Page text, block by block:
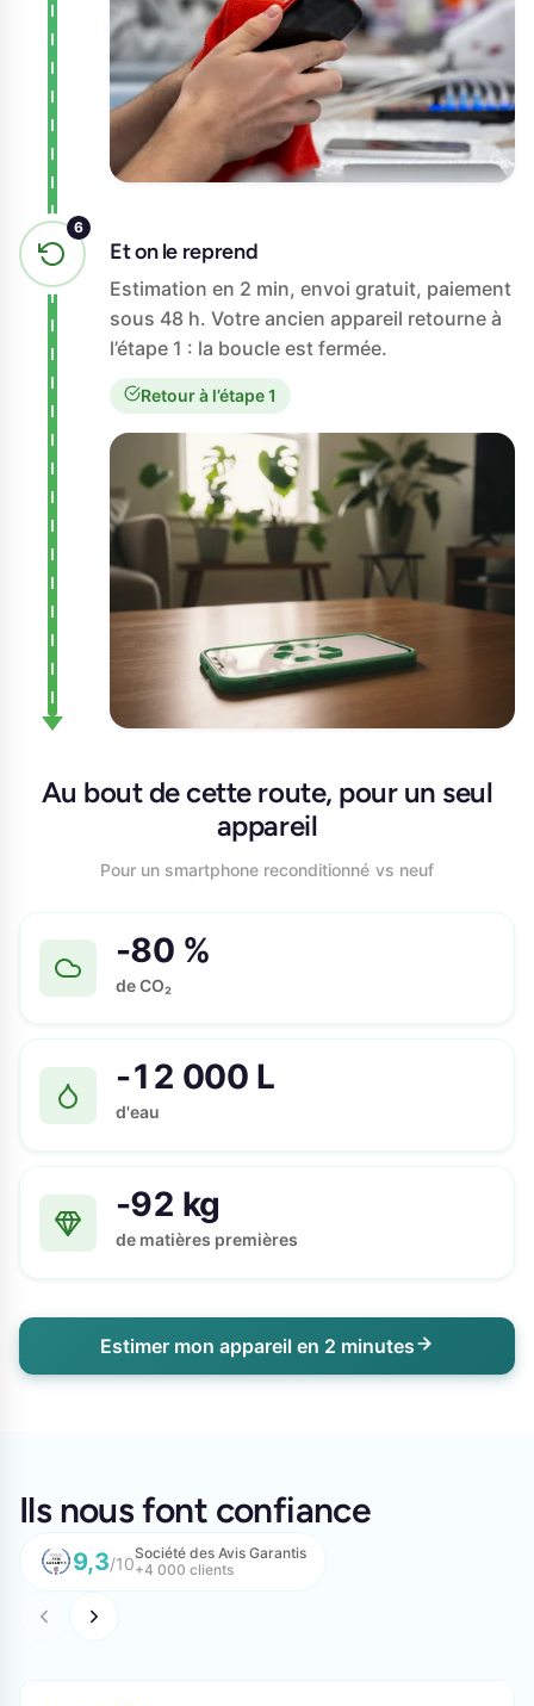
Et on le reprend
Estimation en 2 min, envoi gratuit, paiement
sous 48 h. Votre ancien appareil retourne à
l’étape 1 : la boucle est fermée.
Retour à l’étape 1
Au bout de cette route, pour un seul
appareil
Pour un smartphone reconditionné vs neuf
de CO₂
-80 %
d'eau
-12 000 L
de matières premières
-92 kg
Estimer mon appareil en 2 minutes
Ils nous font confiance
9,3/10
Société des Avis Garantis
+4 000 clients